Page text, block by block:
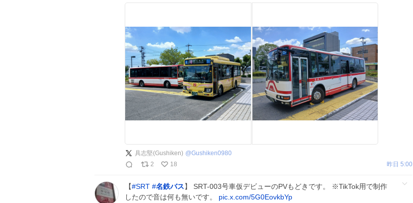
具志堅(Gushiken) @Gushiken0980
2
18 昨日 5:00
【#SRT #名鉄バス】 SRT-003号車仮デビューのPVもどきです。 ※TikTok用で制作
したので音は何も無いです。 pic.x.com/5G0EovkbYp